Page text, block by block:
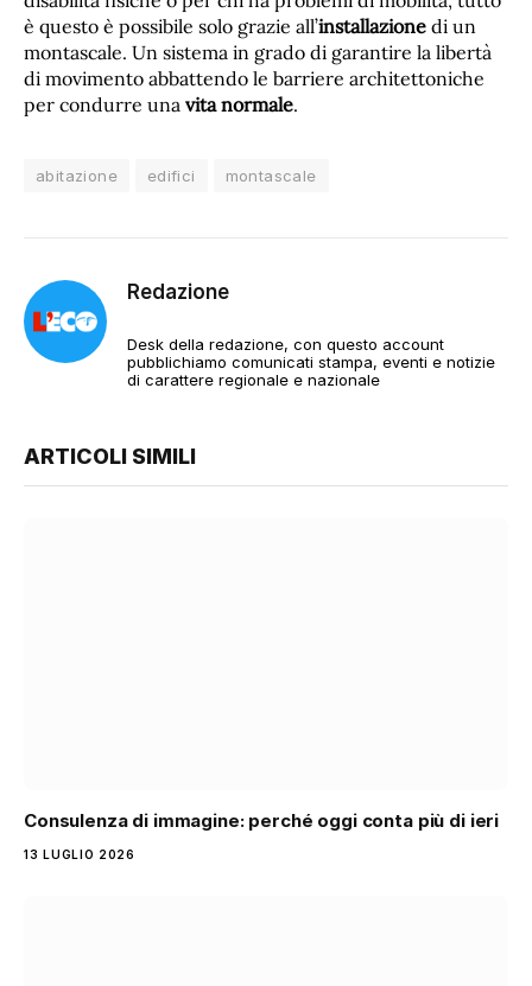
è questo è possibile solo grazie all’installazione di un
montascale. Un sistema in grado di garantire la libertà
di movimento abbattendo le barriere architettoniche
per condurre una vita normale.
abitazione edifici montascale
Redazione
Desk della redazione, con questo account
pubblichiamo comunicati stampa, eventi e notizie
di carattere regionale e nazionale
ARTICOLI SIMILI
Consulenza di immagine: perché oggi conta più di ieri
13 LUGLIO 2026